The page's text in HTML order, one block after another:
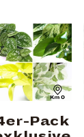
Pack